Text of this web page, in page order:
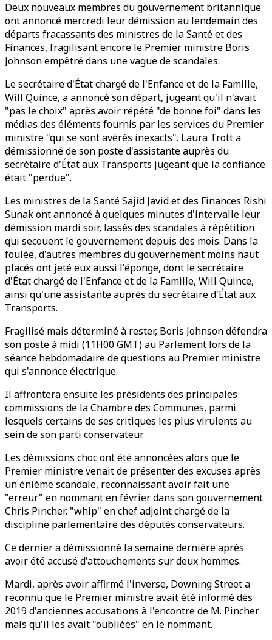
Deux nouveaux membres du gouvernement britannique
ont annoncé mercredi leur démission au lendemain des
départs fracassants des ministres de la Santé et des
Finances, fragilisant encore le Premier ministre Boris
Johnson empêtré dans une vague de scandales.
Le secrétaire d'État chargé de l'Enfance et de la Famille,
Will Quince, a annoncé son départ, jugeant qu'il n'avait
"pas le choix" après avoir répété "de bonne foi" dans les
médias des éléments fournis par les services du Premier
ministre "qui se sont avérés inexacts". Laura Trott a
démissionné de son poste d'assistante auprès du
secrétaire d'État aux Transports jugeant que la confiance
était "perdue".
Les ministres de la Santé Sajid Javid et des Finances Rishi
Sunak ont annoncé à quelques minutes d'intervalle leur
démission mardi soir, lassés des scandales à répétition
qui secouent le gouvernement depuis des mois. Dans la
foulée, d'autres membres du gouvernement moins haut
placés ont jeté eux aussi l'éponge, dont le secrétaire
d'État chargé de l'Enfance et de la Famille, Will Quince,
ainsi qu'une assistante auprès du secrétaire d'État aux
Transports.
Fragilisé mais déterminé à rester, Boris Johnson défendra
son poste à midi (11H00 GMT) au Parlement lors de la
séance hebdomadaire de questions au Premier ministre
qui s'annonce électrique.
Il affrontera ensuite les présidents des principales
commissions de la Chambre des Communes, parmi
lesquels certains de ses critiques les plus virulents au
sein de son parti conservateur.
Les démissions choc ont été annoncées alors que le
Premier ministre venait de présenter des excuses après
un énième scandale, reconnaissant avoir fait une
"erreur" en nommant en février dans son gouvernement
Chris Pincher, "whip" en chef adjoint chargé de la
discipline parlementaire des députés conservateurs.
Ce dernier a démissionné la semaine dernière après
avoir été accusé d'attouchements sur deux hommes.
Mardi, après avoir affirmé l'inverse, Downing Street a
reconnu que le Premier ministre avait été informé dès
2019 d'anciennes accusations à l'encontre de M. Pincher
mais qu'il les avait "oubliées" en le nommant.